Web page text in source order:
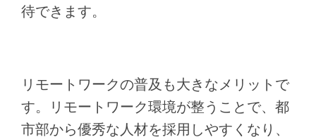
待できます。
リモートワークの普及も大きなメリットで
す。リモートワーク環境が整うことで、都
市部から優秀な人材を採用しやすくなり、